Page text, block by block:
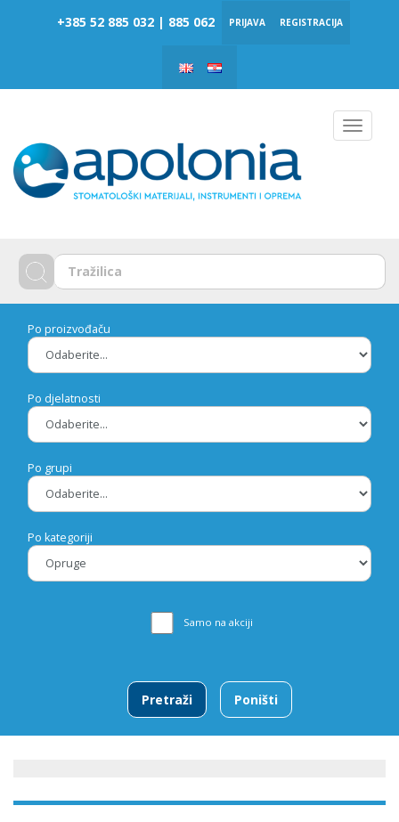
‎‎+385 52 885 032 | 885 062 PRIJAVA REGISTRACIJA
Toggle
Po proizvođaču
Po djelatnosti
Po grupi
Po kategoriji
Samo na akciji
Pretraži Poništi